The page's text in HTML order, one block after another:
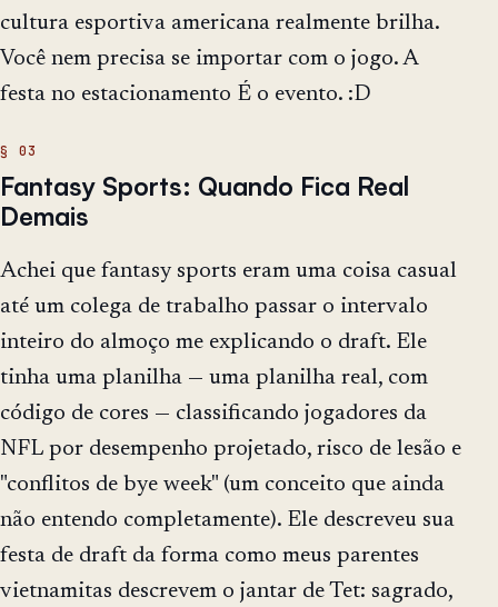
cultura esportiva americana realmente brilha.
Você nem precisa se importar com o jogo. A
festa no estacionamento É o evento. :D
Fantasy Sports: Quando Fica Real
Demais
Achei que fantasy sports eram uma coisa casual
até um colega de trabalho passar o intervalo
inteiro do almoço me explicando o draft. Ele
tinha uma planilha — uma planilha real, com
código de cores — classificando jogadores da
NFL por desempenho projetado, risco de lesão e
"conflitos de bye week" (um conceito que ainda
não entendo completamente). Ele descreveu sua
festa de draft da forma como meus parentes
vietnamitas descrevem o jantar de Tet: sagrado,